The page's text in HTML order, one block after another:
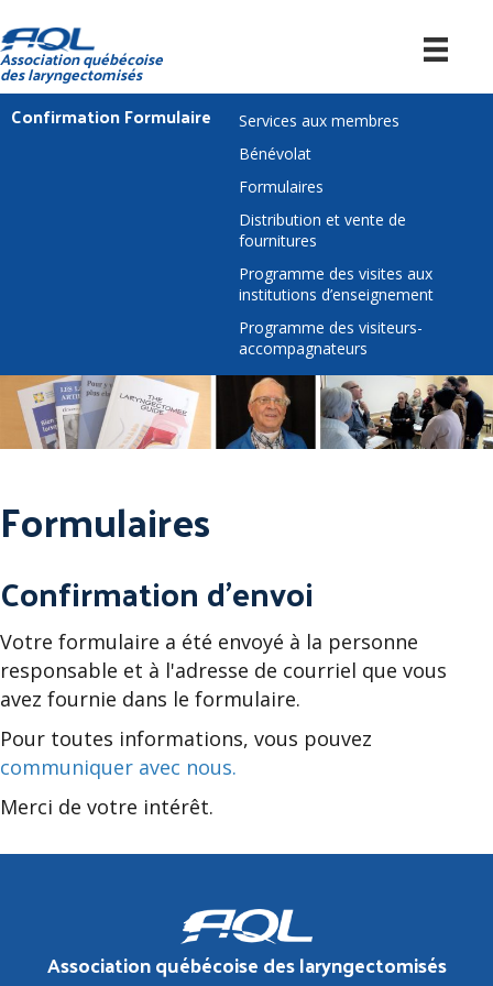
Association québécoise
des laryngectomisés
Confirmation Formulaire
Services aux membres
Bénévolat
Formulaires
Distribution et vente de
fournitures
Programme des visites aux
institutions d’enseignement
Programme des visiteurs-
accompagnateurs
Formulaires
Confirmation d'envoi
Votre formulaire a été envoyé à la personne
responsable et à l'adresse de courriel que vous
avez fournie dans le formulaire.
Pour toutes informations, vous pouvez
communiquer avec nous.
Merci de votre intérêt.
Association québécoise des laryngectomisés